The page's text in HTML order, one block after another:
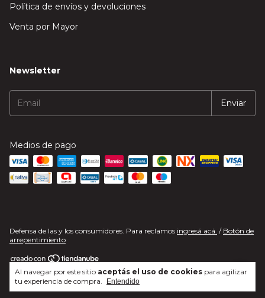
Al navegar por este sitio aceptás el uso de cookies para agilizar
tu experiencia de compra.
Entendido
Política de envíos y devoluciones
Venta por Mayor
Newsletter
Medios de pago
Defensa de las y los consumidores. Para reclamos ingresá acá. / Botón de
arrepentimiento
Copyright CafeDelivery.com - 2026. Todos los derechos reservados.